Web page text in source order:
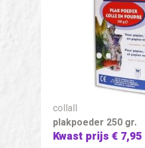
collall
plakpoeder 250 gr.
Kwast prijs€ 7,95